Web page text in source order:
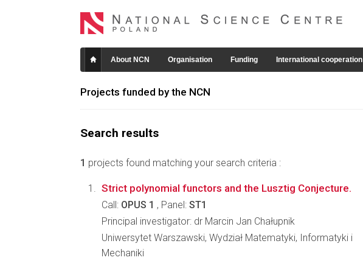
About NCN Organisation Funding International cooperation
Projects funded by the NCN
Search results
1 projects found matching your search criteria :
Strict polynomial functors and the Lusztig Conjecture.
Call: OPUS 1 , Panel: ST1
Principal investigator: dr Marcin Jan Chałupnik
Uniwersytet Warszawski, Wydział Matematyki, Informatyki i
Mechaniki